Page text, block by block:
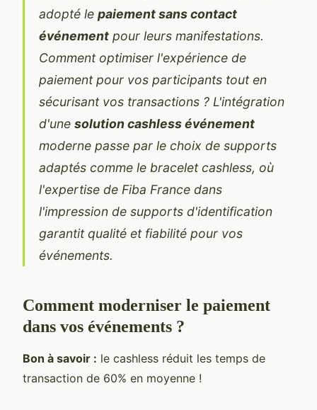
adopté le paiement sans contact
événement pour leurs manifestations.
Comment optimiser l'expérience de
paiement pour vos participants tout en
sécurisant vos transactions ? L'intégration
d'une solution cashless événement
moderne passe par le choix de supports
adaptés comme le bracelet cashless, où
l'expertise de Fiba France dans
l'impression de supports d'identification
garantit qualité et fiabilité pour vos
événements.
Comment moderniser le paiement
dans vos événements ?
Bon à savoir : le cashless réduit les temps de
transaction de 60% en moyenne !